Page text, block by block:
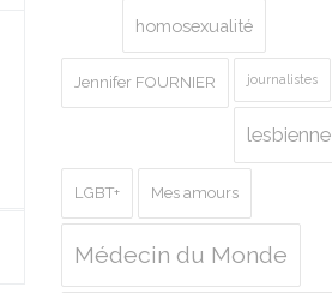
homosexualité
Jennifer FOURNIER journalistes
lesbienne
LGBT+ Mes amours
Médecin du Monde